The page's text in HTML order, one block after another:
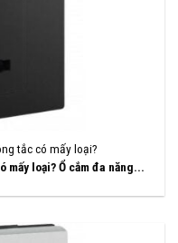
tắc có mấy loại?
mấy loại? Ổ cắm đa năng...